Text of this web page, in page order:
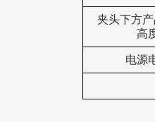
夹头下方
高
电源